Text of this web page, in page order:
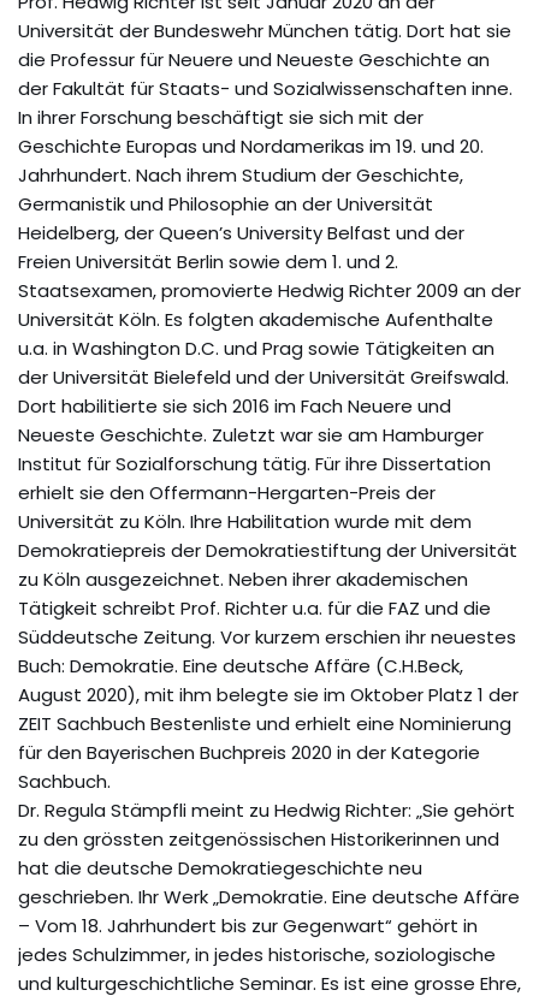
Universität der Bundeswehr München tätig. Dort hat sie
die Professur für Neuere und Neueste Geschichte an
der Fakultät für Staats- und Sozialwissenschaften inne.
In ihrer Forschung beschäftigt sie sich mit der
Geschichte Europas und Nordamerikas im 19. und 20.
Jahrhundert. Nach ihrem Studium der Geschichte,
Germanistik und Philosophie an der Universität
Heidelberg, der Queen’s University Belfast und der
Freien Universität Berlin sowie dem 1. und 2.
Staatsexamen, promovierte Hedwig Richter 2009 an der
Universität Köln. Es folgten akademische Aufenthalte
u.a. in Washington D.C. und Prag sowie Tätigkeiten an
der Universität Bielefeld und der Universität Greifswald.
Dort habilitierte sie sich 2016 im Fach Neuere und
Neueste Geschichte. Zuletzt war sie am Hamburger
Institut für Sozialforschung tätig. Für ihre Dissertation
erhielt sie den Offermann-Hergarten-Preis der
Universität zu Köln. Ihre Habilitation wurde mit dem
Demokratiepreis der Demokratiestiftung der Universität
zu Köln ausgezeichnet. Neben ihrer akademischen
Tätigkeit schreibt Prof. Richter u.a. für die FAZ und die
Süddeutsche Zeitung. Vor kurzem erschien ihr neuestes
Buch: Demokratie. Eine deutsche Affäre (C.H.Beck,
August 2020), mit ihm belegte sie im Oktober Platz 1 der
ZEIT Sachbuch Bestenliste und erhielt eine Nominierung
für den Bayerischen Buchpreis 2020 in der Kategorie
Sachbuch.
Dr. Regula Stämpfli meint zu Hedwig Richter: „Sie gehört
zu den grössten zeitgenössischen Historikerinnen und
hat die deutsche Demokratiegeschichte neu
geschrieben. Ihr Werk „Demokratie. Eine deutsche Affäre
– Vom 18. Jahrhundert bis zur Gegenwart“ gehört in
jedes Schulzimmer, in jedes historische, soziologische
und kulturgeschichtliche Seminar. Es ist eine grosse Ehre,